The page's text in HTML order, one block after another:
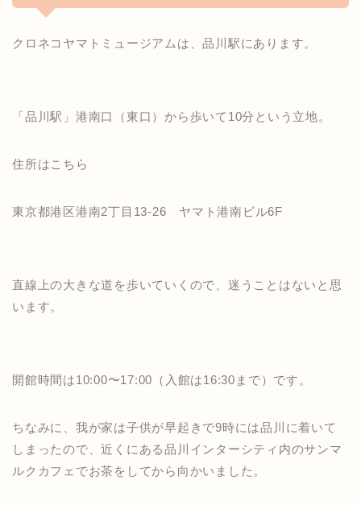
クロネコヤマトミュージアムは、品川駅にあります。
「品川駅」港南口（東口）から歩いて10分という立地。
住所はこちら
東京都港区港南2丁目13-26 ヤマト港南ビル6F
直線上の大きな道を歩いていくので、迷うことはないと思
います。
開館時間は10:00〜17:00（入館は16:30まで）です。
ちなみに、我が家は子供が早起きで9時には品川に着いて
しまったので、近くにある品川インターシティ内のサンマ
ルクカフェでお茶をしてから向かいました。